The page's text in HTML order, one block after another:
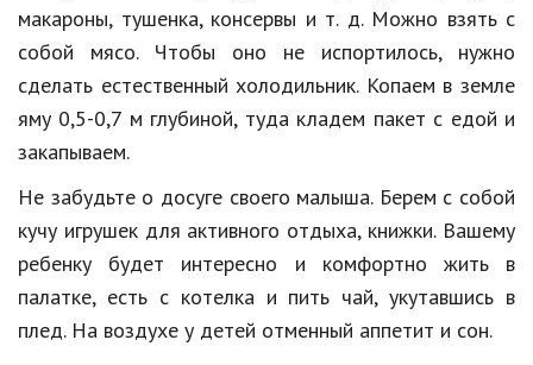
макароны, тушенка, консервы и т. д. Можно взять с
собой мясо. Чтобы оно не испортилось, нужно
сделать естественный холодильник. Копаем в земле
яму 0,5-0,7 м глубиной, туда кладем пакет с едой и
закапываем.
Не забудьте о досуге своего малыша. Берем с собой
кучу игрушек для активного отдыха, книжки. Вашему
ребенку будет интересно и комфортно жить в
палатке, есть с котелка и пить чай, укутавшись в
плед. На воздухе у детей отменный аппетит и сон.